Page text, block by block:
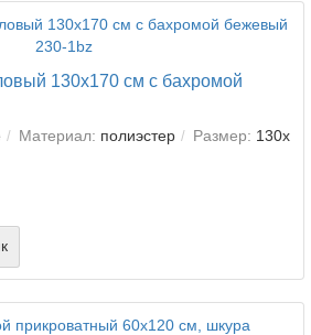
130х170 см с бахромой
Материал: полиэстер Размер: 130х